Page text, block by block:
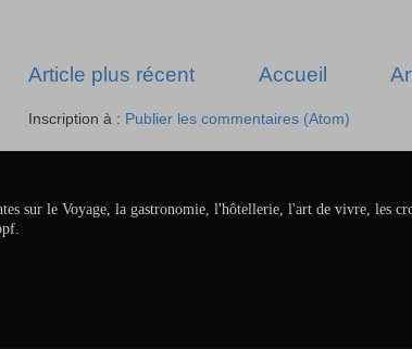
Article plus récent Accueil
Inscription à : Publier les commentaires (Atom)
sur le Voyage, la gastronomie, l'hôtellerie, l'art de vivre, les